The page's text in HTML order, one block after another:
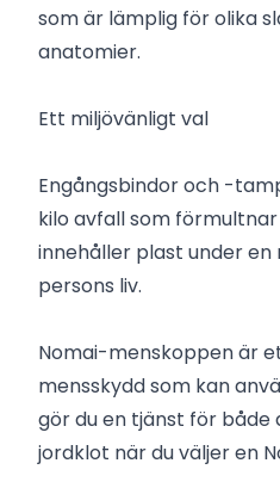
som är lämplig för olika
anatomier.
Ett miljövänligt val
Engångsbindor och -
kilo avfall som
innehåller plast under
persons liv.
Nomai-menskoppen är
mensskydd som kan
gör du en tjänst för både
jordklot när du väljer en